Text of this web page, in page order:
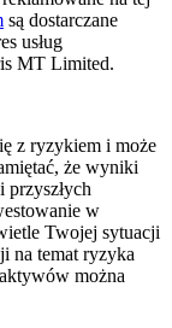
są dostarczane
usług
MT Limited.
z ryzykiem i może
że wyniki
przyszłych
w
Twojej sytuacji
na temat ryzyka
można